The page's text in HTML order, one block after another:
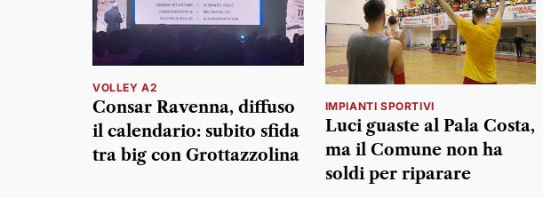
VOLLEY A2
Consar Ravenna, diffuso
il calendario: subito sfida
tra big con Grottazzolina
IMPIANTI SPORTIVI
Luci guaste al Pala Costa,
ma il Comune non ha
soldi per riparare